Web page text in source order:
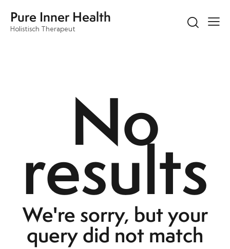
Pure Inner Health
Holistisch Therapeut
No
results
We're sorry, but your
query did not match